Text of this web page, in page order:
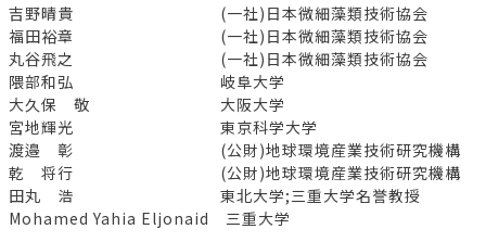
吉野晴貴 (一社)日本微細藻類技術協会
福田裕章 (一社)日本微細藻類技術協会
丸谷飛之 (一社)日本微細藻類技術協会
隈部和弘 岐阜大学
大久保 敬 大阪大学
宮地輝光 東京科学大学
渡邉 彰 (公財)地球環境産業技術研究機構
乾 将行 (公財)地球環境産業技術研究機構
田丸 浩 東北大学;三重大学名誉教授
Mohamed Yahia Eljonaid 三重大学